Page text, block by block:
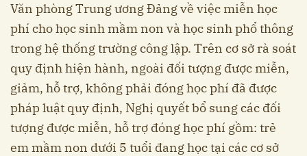
Văn phòng Trung ương Đảng về việc miễn học
phí cho học sinh mầm non và học sinh phổ thông
trong hệ thống trường công lập. Trên cơ sở rà soát
quy định hiện hành, ngoài đối tượng được miễn,
giảm, hỗ trợ, không phải đóng học phí đã được
pháp luật quy định, Nghị quyết bổ sung các đối
tượng được miễn, hỗ trợ đóng học phí gồm: trẻ
em mầm non dưới 5 tuổi đang học tại các cơ sở